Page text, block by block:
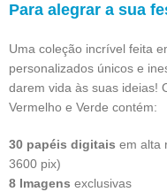
Para alegrar a sua
Uma coleção incrível feita
personalizados únicos e
darem vida às suas ideias!
Vermelho e Verde contém:
30 papéis digitais em alta
3600 pix)
8 Imagens exclusivas